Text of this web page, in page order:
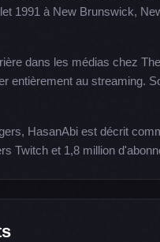
1991 à New Brunswick,
dans les médias chez
entièrement au streaming.
HasanAbi est décrit
Twitch et 1,8 million